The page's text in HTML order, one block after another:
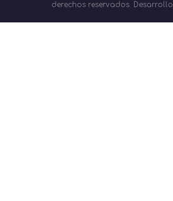
derechos reservados. Desarrollo